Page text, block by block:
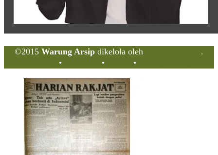
©2015 Warung Arsip dikelola oleh
.
• • •